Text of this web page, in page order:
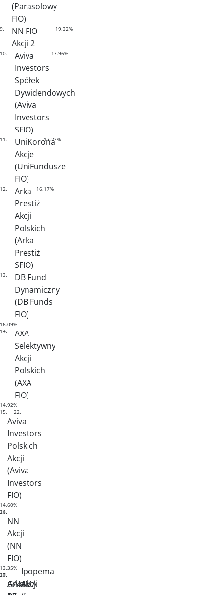
(Parasolowy
FIO)
9.
NN FIO
Akcji 2
19.32%
10.
Aviva
Investors
Spółek
Dywidendowych
(Aviva
Investors
SFIO)
17.96%
11.
UniKorona
Akcje
(UniFundusze
FIO)
17.22%
12.
Arka
Prestiż
Akcji
Polskich
(Arka
Prestiż
SFIO)
16.17%
13.
DB Fund
Dynamiczny
(DB Funds
FIO)
16.09%
14.
AXA
Selektywny
Akcji
Polskich
(AXA
FIO)
14.92%
15.
Aviva
Investors
Polskich
Akcji
(Aviva
Investors
FIO)
14.60%
16.
NN
Akcji
(NN
FIO)
13.35%
17.
GAMMA
20.
21.
Arka
22.
Ipopema
Akcji